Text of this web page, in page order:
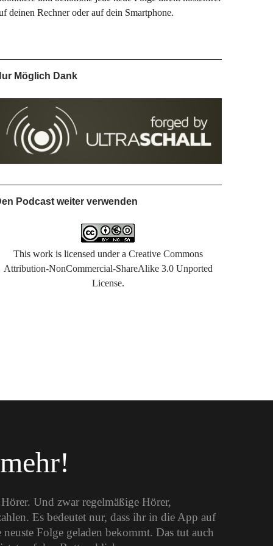
deinen Rechner oder auf dein Smartphone.
Möglich Dank
Podcast weiter verwenden
This work is licensed under a Creative Commons
Attribution-NonCommercial-ShareAlike 3.0 Unported
License.
Und zwar regelmäßige Hörer,
Es bedeutet nur, dass ihr in die App auf
Folge geladen bekommt. Das tut auch